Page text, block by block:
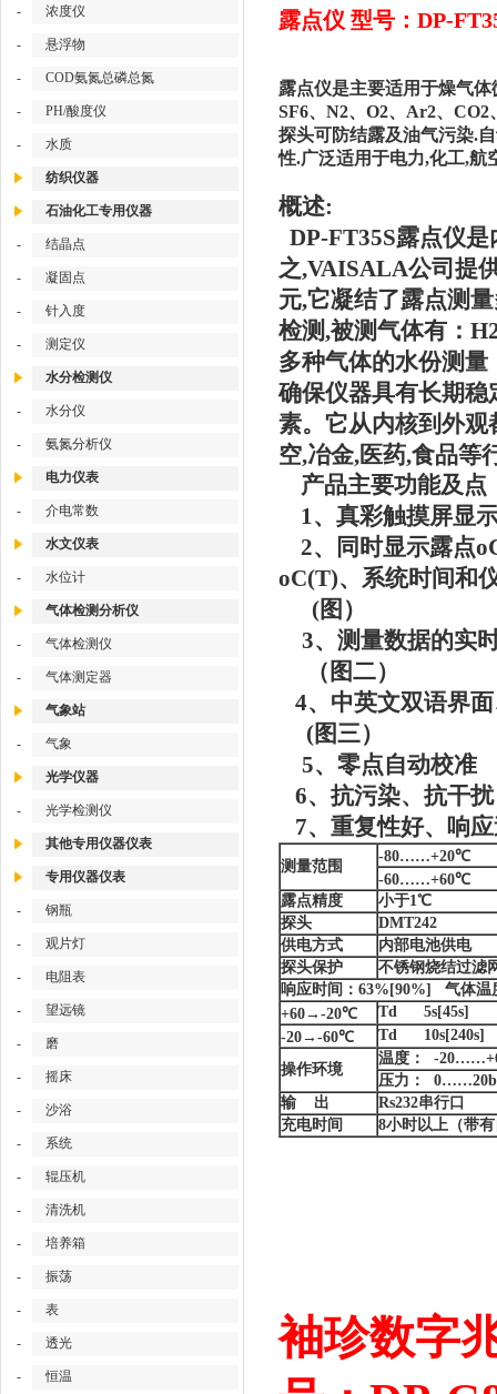
- 浓度仪
- 悬浮物
- COD氨氮总磷总氮
- PH/酸度仪
- 水质
纺织仪器
石油化工专用仪器
- 结晶点
- 凝固点
- 针入度
- 测定仪
水分检测仪
- 水分仪
- 氨氮分析仪
电力仪表
- 介电常数
水文仪表
- 水位计
气体检测分析仪
- 气体检测仪
- 气体测定器
气象站
- 气象
光学仪器
- 光学检测仪
其他专用仪器仪表
专用仪器仪表
- 钢瓶
- 观片灯
- 电阻表
- 望远镜
- 磨
- 摇床
- 沙浴
- 系统
- 辊压机
- 清洗机
- 培养箱
- 振荡
- 表
- 透光
- 恒温
露点仪 型号：DP-
露点仪是主要适用于燥气
SF6、N2、O2、Ar2、
探头可防结露及油气污染.
性.广泛适用于电力,化工,航
概述:
DP-FT35S露点仪
之,VAISALA公司提
元,它凝结了露点测
检测,被测气体有：
多种气体的水份测
确保仪器具有长期
素。它从内核到外观
空,冶金,医药,食品等
产品主要功能及点
1、真彩触摸屏显
2、同时显示露点
oC(T)、系统时间和
(图）
3、测量数据的实
（图二）
4、中英文双语界
(图三）
5、零点自动校准
6、抗污染、抗干扰
7、重复性好、响
测量范围
-80……+20℃
-60……+60℃
露点精度
小于1℃
探头
DMT242
供电方式
内部电池供电
探头保护
不锈钢烧结过滤
响应时间：63%[90%] 气体
+60→-20℃
Td 5s[45s]
-20→-60℃
Td 10s[240s]
操作环境
温度： -
压力：
输 出
Rs232串行口
充电时间
8小时以上（带
袖珍数字